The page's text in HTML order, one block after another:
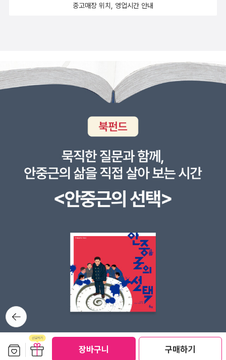
장바구니 구매하기
뒤로가
기
중고매장 위치, 영업시간 안내